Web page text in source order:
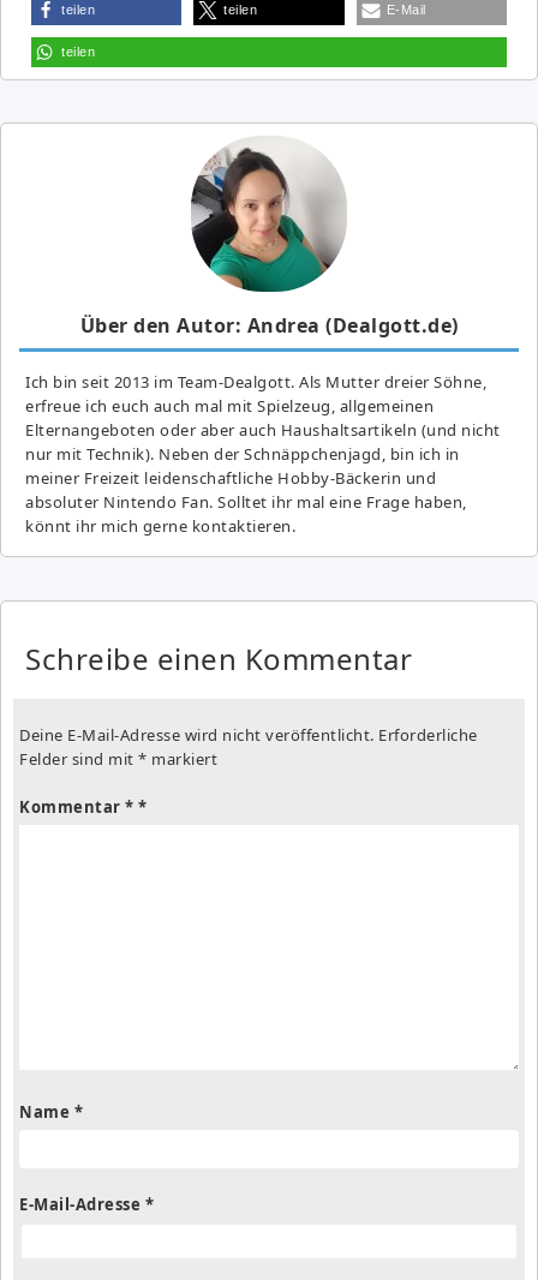
teilen teilen E-Mail
teilen
Über den Autor: Andrea (Dealgott.de)
Ich bin seit 2013 im Team-Dealgott. Als Mutter dreier Söhne,
erfreue ich euch auch mal mit Spielzeug, allgemeinen
Elternangeboten oder aber auch Haushaltsartikeln (und nicht
nur mit Technik). Neben der Schnäppchenjagd, bin ich in
meiner Freizeit leidenschaftliche Hobby-Bäckerin und
absoluter Nintendo Fan. Solltet ihr mal eine Frage haben,
könnt ihr mich gerne kontaktieren.
Schreibe einen Kommentar
Deine E-Mail-Adresse wird nicht veröffentlicht. Erforderliche
Felder sind mit * markiert
Kommentar *
Name *
E-Mail-Adresse *